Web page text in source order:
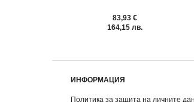
83,93 €
164,15 лв.
ИНФОРМАЦИЯ
Политика за защита на личните